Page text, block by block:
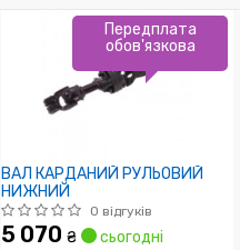
ВАЛ КАРДАНИЙ РУЛЬОВИЙ
НИЖНИЙ
0 відгуків
5 070 ₴
сьогодні
Передплата
обов'язкова